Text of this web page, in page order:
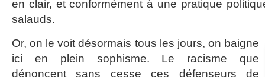
en clair, et conformément à une pratique
salauds.
Or, on le voit désormais tous les jours, on baigne
ici en plein sophisme. Le racisme que
dénoncent sans cesse ces défenseurs de